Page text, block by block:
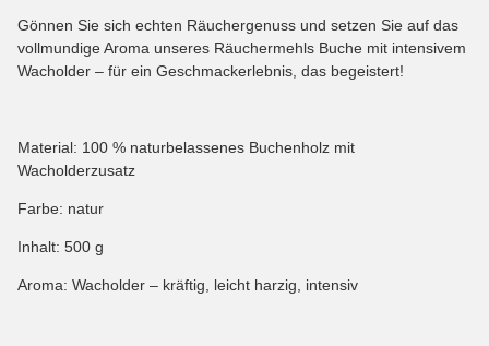
Gönnen Sie sich echten Räuchergenuss und setzen Sie auf das
vollmundige Aroma unseres Räuchermehls Buche mit intensivem
Wacholder – für ein Geschmackerlebnis, das begeistert!
Material: 100 % naturbelassenes Buchenholz mit
Wacholderzusatz
Farbe: natur
Inhalt: 500 g
Aroma: Wacholder – kräftig, leicht harzig, intensiv